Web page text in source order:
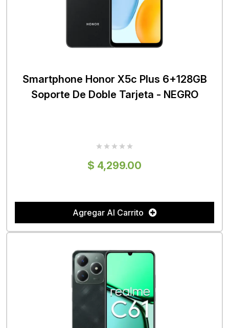
Smartphone Honor X5c Plus 6+128GB
Soporte De Doble Tarjeta - NEGRO
$ 4,299.00
Agregar Al Carrito